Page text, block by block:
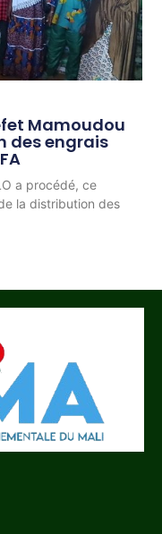
Mamoudou
des engrais
a procédé, ce
la distribution des